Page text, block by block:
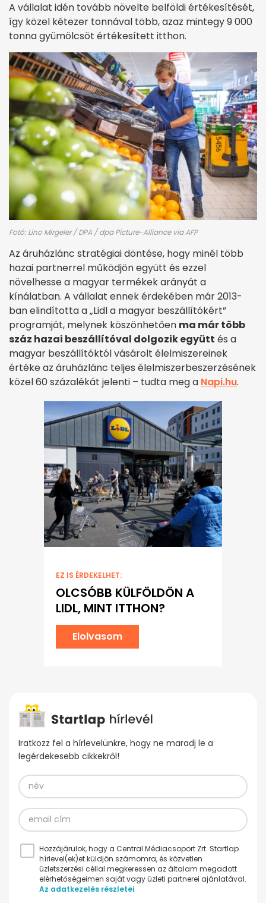
A vállalat idén tovább növelte belföldi értékesítését,
így közel kétezer tonnával több, azaz mintegy 9 000
tonna gyümölcsöt értékesített itthon.
Fotó: Lino Mirgeler / DPA / dpa Picture-Alliance via AFP
Az áruházlánc stratégiai döntése, hogy minél több
hazai partnerrel működjön együtt és ezzel
növelhesse a magyar termékek arányát a
kínálatban. A vállalat ennek érdekében már 2013-
ban elindította a „Lidl a magyar beszállítókért”
programját, melynek köszönhetően ma már több
száz hazai beszállítóval dolgozik együtt és a
magyar beszállítóktól vásárolt élelmiszereinek
értéke az áruházlánc teljes élelmiszerbeszerzésének
közel 60 százalékát jelenti – tudta meg a Napi.hu.
EZ IS ÉRDEKELHET:
OLCSÓBB KÜLFÖLDÖN A
LIDL, MINT ITTHON?
Elolvasom
Iratkozz fel a hírlevelünkre, hogy ne maradj le a
legérdekesebb cikkekről!
Hozzájárulok, hogy a Central Médiacsoport Zrt. Startlap
hírlevel(ek)et küldjön számomra, és közvetlen
üzletszerzési céllal megkeressen az általam megadott
elérhetőségeimen saját vagy üzleti partnerei ajánlatával.
Az adatkezelés részletei